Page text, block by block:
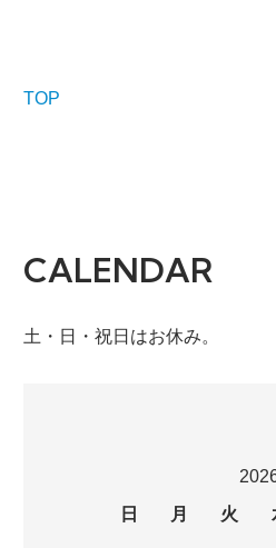
TOP
CALENDAR
土・日・祝日はお休み。
日
月 火